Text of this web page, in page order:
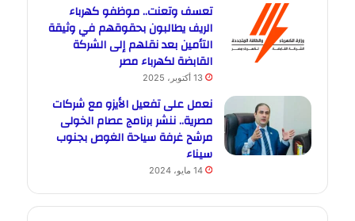
تعسف وتعنت.. موظفو كهرباء
الريف يطالبون بحقوقهم في وثيقة
التأمين بعد نقلهم إلى الشركة
القابضة لكهرباء مصر
13 أكتوبر، 2025
نعمل على تفعيل الأيزو مع شركات
مصرية.. ننشر برنامج عصام الخولى
مرشح غرفة سياحة الغوص بجنوب
سيناء
14 مايو، 2024